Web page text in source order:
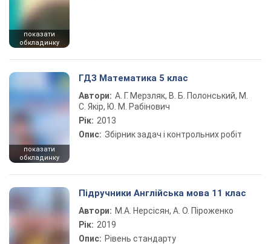
показати
обкладинку
показати
обкладинку
ГДЗ Математика 5 клас
Автори: А. Г. Мерзляк, В. Б. Полонський, М.
С. Якір, Ю. М. Рабінович
Рік: 2013
Опис: Збірник задач і контрольних робіт
Підручники Англійська мова 11 клас
Автори: М.А. Нерсісян, А. О. Піроженко
Рік: 2019
Опис: Рівень стандарту